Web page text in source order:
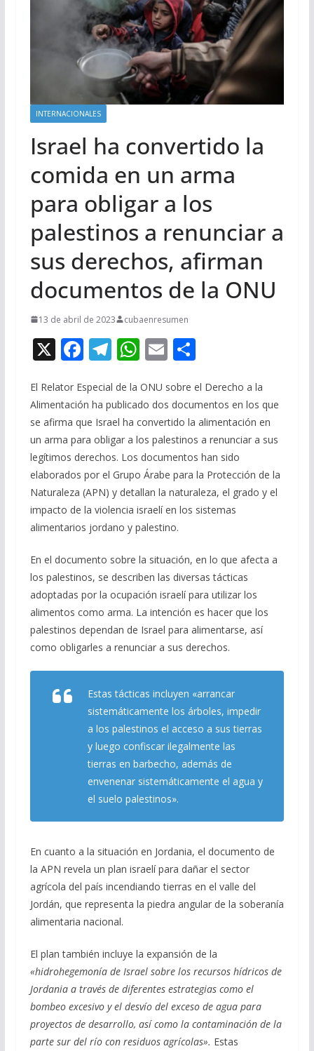
INTERNACIONALES
Israel ha convertido la
comida en un arma
para obligar a los
palestinos a renunciar a
sus derechos, afirman
documentos de la ONU
13 de abril de 2023 cubaenresumen
X F
e
b
o
o
k
T
e
gr
a
m
W
at
s
A
p
p
E
ai
l
C
m
p
ar
ti
r
El Relator Especial de la ONU sobre el Derecho a la
Alimentación ha publicado dos documentos en los que
se afirma que Israel ha convertido la alimentación en
un arma para obligar a los palestinos a renunciar a sus
legítimos derechos. Los documentos han sido
elaborados por el Grupo Árabe para la Protección de la
Naturaleza (APN) y detallan la naturaleza, el grado y el
impacto de la violencia israelí en los sistemas
alimentarios jordano y palestino.
En el documento sobre la situación, en lo que afecta a
los palestinos, se describen las diversas tácticas
adoptadas por la ocupación israelí para utilizar los
alimentos como arma. La intención es hacer que los
palestinos dependan de Israel para alimentarse, así
como obligarles a renunciar a sus derechos.
Estas tácticas incluyen «arrancar
sistemáticamente los árboles, impedir
a los palestinos el acceso a sus tierras
y luego confiscar ilegalmente las
tierras en barbecho, además de
envenenar sistemáticamente el agua y
el suelo palestinos».
En cuanto a la situación en Jordania, el documento de
la APN revela un plan israelí para dañar el sector
agrícola del país incendiando tierras en el valle del
Jordán, que representa la piedra angular de la soberanía
alimentaria nacional.
El plan también incluye la expansión de la
«hidrohegemonía de Israel sobre los recursos hídricos de
Jordania a través de diferentes estrategias como el
bombeo excesivo y el desvío del exceso de agua para
proyectos de desarrollo, así como la contaminación de la
parte sur del río con residuos agrícolas». Estas